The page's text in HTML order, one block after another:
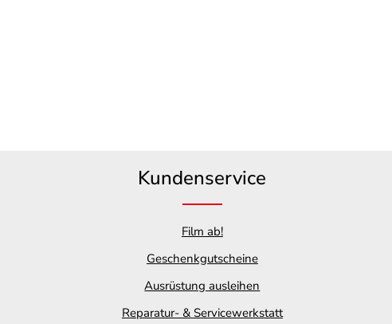
Kundenservice
Film ab!
Geschenkgutscheine
Ausrüstung ausleihen
Reparatur- & Servicewerkstatt